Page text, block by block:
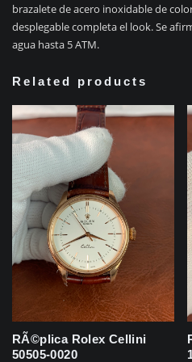
brazalete de acero inoxidable de
desplegable completa el look. Se
agua hasta 5 ATM.
Related products
RÃ©plica Rolex Cellini
50505-0020